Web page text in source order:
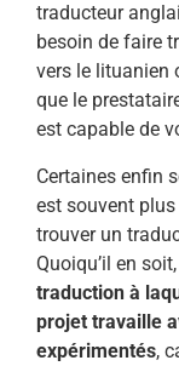
traducteur
besoin de faire
vers le lituanien
que le
est capable de
Certaines enfin
est souvent
trouver un
Quoiqu’il en soit,
traduction à
projet travaille
expérimentés,